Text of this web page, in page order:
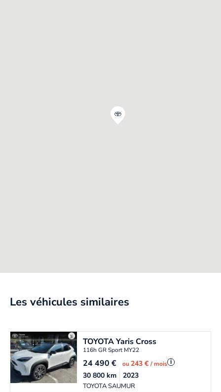
Les véhicules similaires
TOYOTAYaris Cross
116h GR Sport MY22
24 490€ ou243 €/ mois i
TOYOTA SAUMUR
30 800km 2023